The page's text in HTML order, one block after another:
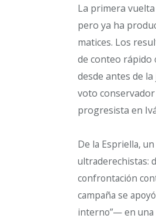
La primera
pero ya ha
matices. Los
de conteo rápido
desde antes de
voto
progresista en
De la Espriella,
ultraderechistas:
confrontación
campaña se
interno”— en una